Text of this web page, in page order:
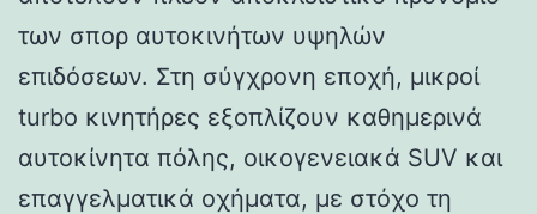
των σπορ αυτοκινήτων υψηλών
επιδόσεων. Στη σύγχρονη εποχή, μικροί
turbo κινητήρες εξοπλίζουν καθημερινά
αυτοκίνητα πόλης, οικογενειακά SUV και
επαγγελματικά οχήματα, με στόχο τη